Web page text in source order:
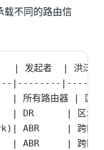
载不同的路由信
起者  | 洪泛范
|--------
路由器 | 区域内
| 区域内    |
ABR     | 跨区
| ABR     | 跨区